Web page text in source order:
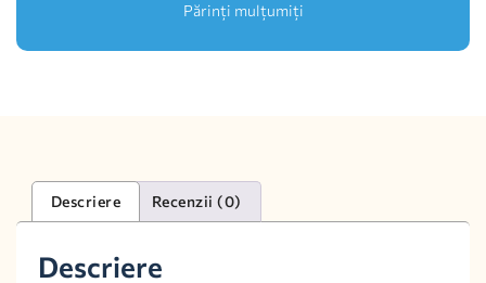
Părinți mulțumiți
Descriere Recenzii (0)
Descriere